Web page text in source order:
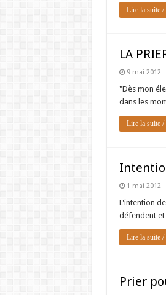
Lire la suite
LA
9 mai 2012
"Dès mon
dans les
Lire la suite
1 mai 2012
L'intention
défendent et
Lire la suite
Prier